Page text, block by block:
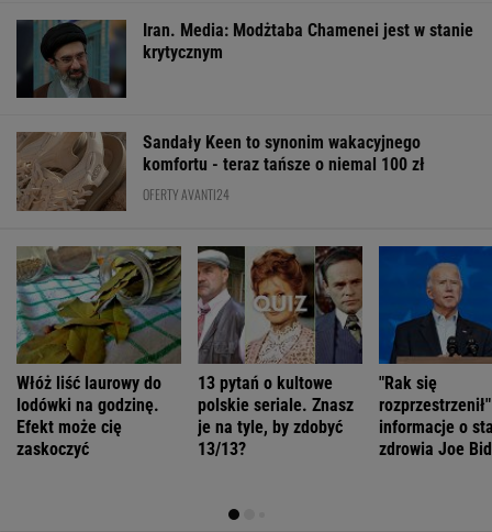
Iran. Media: Modżtaba Chamenei jest w stanie
krytycznym
Sandały Keen to synonim wakacyjnego
komfortu - teraz tańsze o niemal 100 zł
OFERTY AVANTI24
Włóż liść laurowy do
lodówki na godzinę.
Efekt może cię
zaskoczyć
13 pytań o kultowe
polskie seriale. Znasz
je na tyle, by zdobyć
13/13?
"Rak się
informacje o
zdrowia Joe